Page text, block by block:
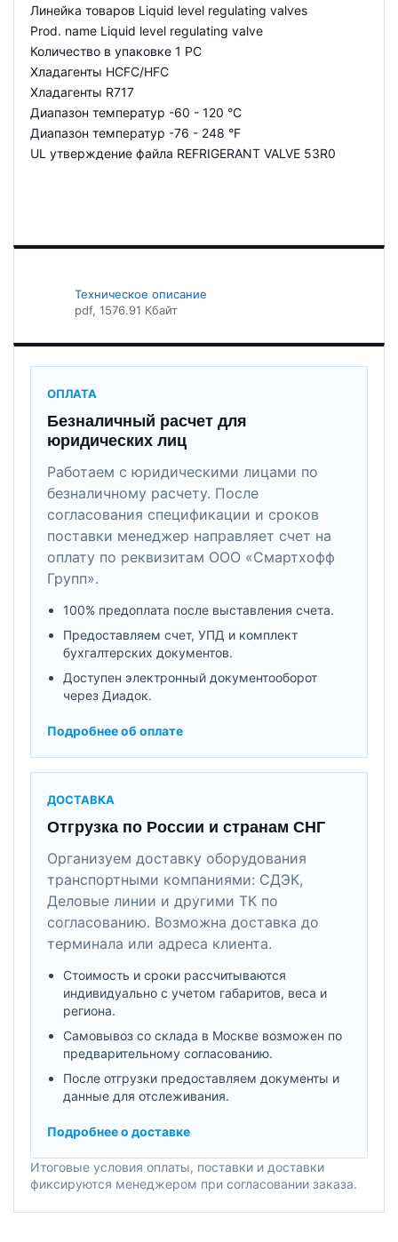
Линейка товаров Liquid level regulating valves
Prod. name Liquid level regulating valve
Количество в упаковке 1 PC
Хладагенты HCFC/HFC
Хладагенты R717
Диапазон температур -60 - 120 °C
Диапазон температур -76 - 248 °F
UL утверждение файла REFRIGERANT VALVE 53R0
Техническое описание
pdf, 1576.91 Кбайт
ОПЛАТА
Безналичный расчет для
юридических лиц
Работаем с юридическими лицами по
безналичному расчету. После
согласования спецификации и сроков
поставки менеджер направляет счет на
оплату по реквизитам ООО «Смартхофф
Групп».
100% предоплата после выставления счета.
Предоставляем счет, УПД и комплект
бухгалтерских документов.
Доступен электронный документооборот
через Диадок.
Подробнее об оплате
ДОСТАВКА
Отгрузка по России и странам СНГ
Организуем доставку оборудования
транспортными компаниями: СДЭК,
Деловые линии и другими ТК по
согласованию. Возможна доставка до
терминала или адреса клиента.
Стоимость и сроки рассчитываются
индивидуально с учетом габаритов, веса и
региона.
Самовывоз со склада в Москве возможен по
предварительному согласованию.
После отгрузки предоставляем документы и
данные для отслеживания.
Подробнее о доставке
Итоговые условия оплаты, поставки и доставки
фиксируются менеджером при согласовании заказа.